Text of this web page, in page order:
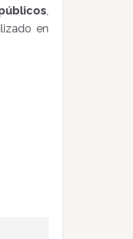
,
en